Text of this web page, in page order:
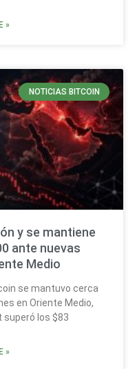
»
NOTICIAS BITCOIN
y se mantiene
ante nuevas
Medio
se mantuvo cerca
en Oriente Medio,
los $83
»